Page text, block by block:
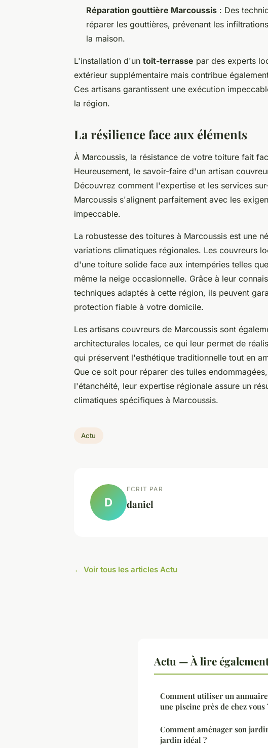
Réparation gouttière Marcoussis : Des
réparer les gouttières, prévenant les
la maison.
L'installation d'un toit-terrasse par des experts
extérieur supplémentaire mais contribue
Ces artisans garantissent une exécution
la région.
La résilience face aux éléments
À Marcoussis, la résistance de votre toiture fait
Heureusement, le savoir-faire d'un artisan
Découvrez comment l'expertise et les services
Marcoussis s'alignent parfaitement avec les
impeccable.
La robustesse des toitures à Marcoussis est une
variations climatiques régionales. Les couvreurs
d'une toiture solide face aux intempéries telles
même la neige occasionnelle. Grâce à leur
techniques adaptés à cette région, ils peuvent
protection fiable à votre domicile.
Les artisans couvreurs de Marcoussis sont
architecturales locales, ce qui leur permet de
qui préservent l'esthétique traditionnelle tout en
Que ce soit pour réparer des tuiles
l'étanchéité, leur expertise régionale assure un
climatiques spécifiques à Marcoussis.
Actu
D
ECRIT PAR
daniel
← Voir tous les articles Actu
Actu — À lire
Comment utiliser un
une piscine près de chez vous
Comment aménager son
jardin idéal ?